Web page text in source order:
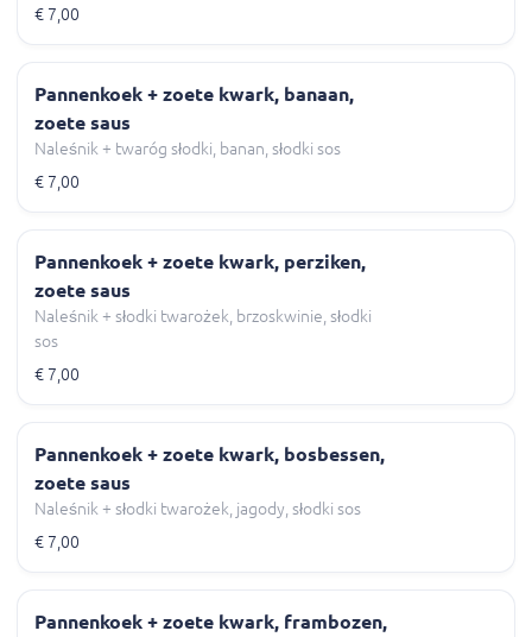
€ 7,00
Pannenkoek + zoete kwark, banaan,
zoete saus
Naleśnik + twaróg słodki, banan, słodki sos
€ 7,00
Pannenkoek + zoete kwark, perziken,
zoete saus
Naleśnik + słodki twarożek, brzoskwinie, słodki
sos
€ 7,00
Pannenkoek + zoete kwark, bosbessen,
zoete saus
Naleśnik + słodki twarożek, jagody, słodki sos
€ 7,00
Pannenkoek + zoete kwark, frambozen,